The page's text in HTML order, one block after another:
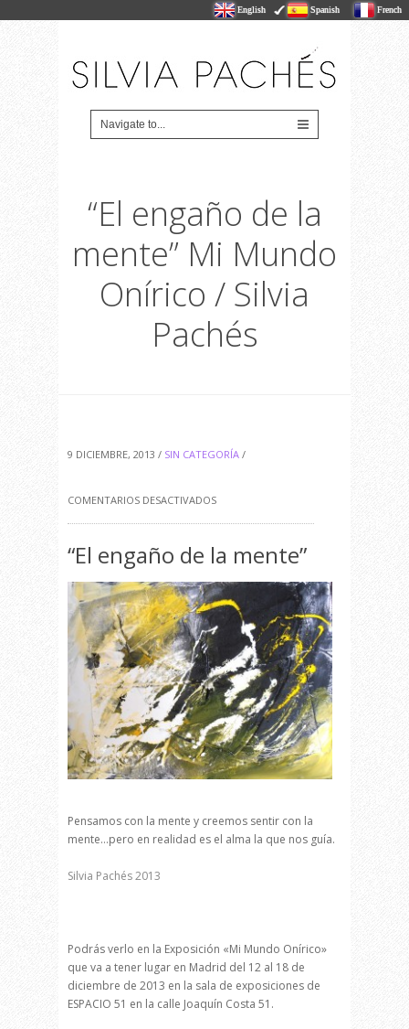
English Spanish French
“El engaño de la
mente” Mi Mundo
Onírico / Silvia
Pachés
9 DICIEMBRE, 2013 / SIN CATEGORÍA /
COMENTARIOS DESACTIVADOSEN
ENGAÑO
DE
LA
MENTE”
MI
MUNDO
SILVIA
PACHÉS
“El engaño de la mente”
Pensamos con la mente y creemos sentir con la
mente…pero en realidad es el alma la que nos guía.
Silvia Pachés 2013
Podrás verlo en la Exposición «Mi Mundo Onírico»
que va a tener lugar en Madrid del 12 al 18 de
diciembre de 2013 en la sala de exposiciones de
ESPACIO 51 en la calle Joaquín Costa 51.